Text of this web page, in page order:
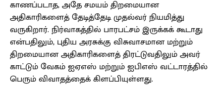
காணப்படாத, அதே சமயம் திறமையான
அதிகாரிகளைத் தேடித்தேடி முதல்வர் நியமித்து
வருகிறார். நிர்வாகத்தில் பாரபட்சம் இருக்கக் கூடாது
என்பதிலும், புதிய அரசுக்கு விசுவாசமான மற்றும்
திறமையான அதிகாரிகளைத் திரட்டுவதிலும் அவர்
காட்டும் வேகம் ஐஏஎஸ் மற்றும் ஐபிஎஸ் வட்டாரத்தில்
பெரும் விவாதத்தைக் கிளப்பியுள்ளது.